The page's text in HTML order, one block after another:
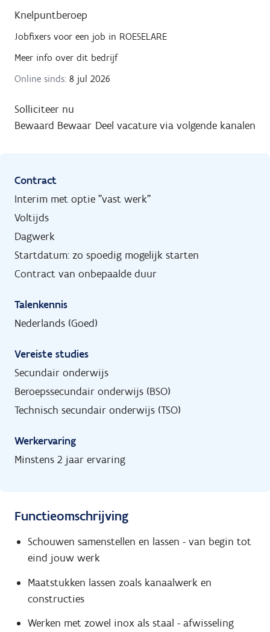
Knelpuntberoep
Jobfixers voor een job in ROESELARE
Meer info over dit bedrijf
Online sinds: 8 jul 2026
Solliciteer nu
Bewaard Bewaar Deel vacature via volgende kanalen
Contract
Interim met optie "vast werk"
Voltijds
Dagwerk
Startdatum: zo spoedig mogelijk starten
Contract van onbepaalde duur
Talenkennis
Nederlands (Goed)
Vereiste studies
Secundair onderwijs
Beroepssecundair onderwijs (BSO)
Technisch secundair onderwijs (TSO)
Werkervaring
Minstens 2 jaar ervaring
Functieomschrijving
Schouwen samenstellen en lassen - van begin tot
eind jouw werk
Maatstukken lassen zoals kanaalwerk en
constructies
Werken met zowel inox als staal - afwisseling